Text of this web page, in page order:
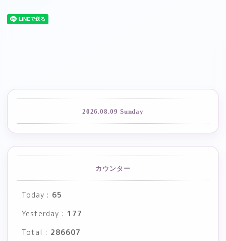
2026.08.09 Sunday
カウンター
Today : 65
Yesterday : 177
Total : 286607